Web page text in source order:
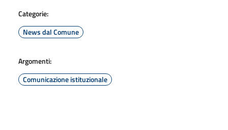
Categorie:
News dal Comune
Argomenti:
Comunicazione istituzionale